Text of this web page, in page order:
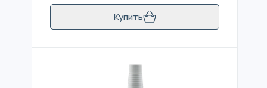
Купить